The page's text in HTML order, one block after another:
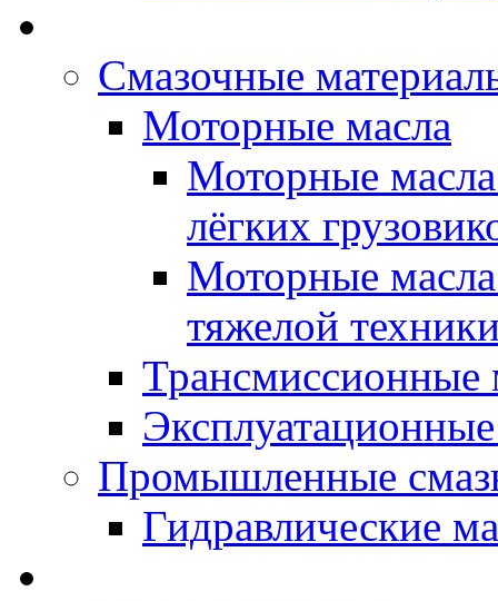
Смазочные
Моторные масла
Моторные
лёгких
Моторные
тяжелой
Трансмиссионные
Промышленные
Гидравлические